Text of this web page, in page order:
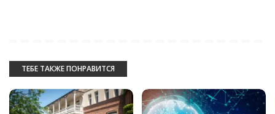
ТЕБЕ ТАКЖЕ ПОНРАВИТСЯ